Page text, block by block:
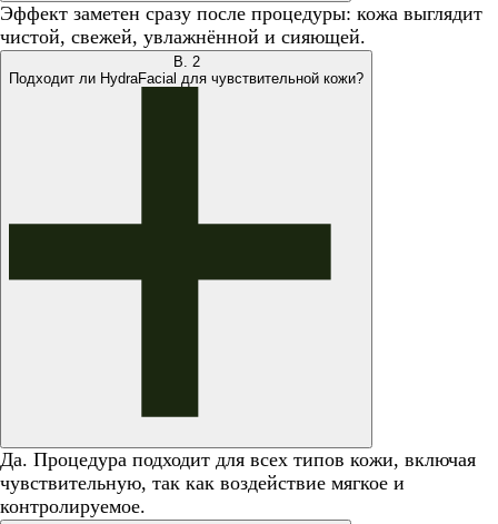
Эффект заметен сразу после процедуры: кожа выглядит
чистой, свежей, увлажнённой и сияющей.
В. 2
Подходит ли HydraFacial для чувствительной кожи?
Да. Процедура подходит для всех типов кожи, включая
чувствительную, так как воздействие мягкое и
контролируемое.